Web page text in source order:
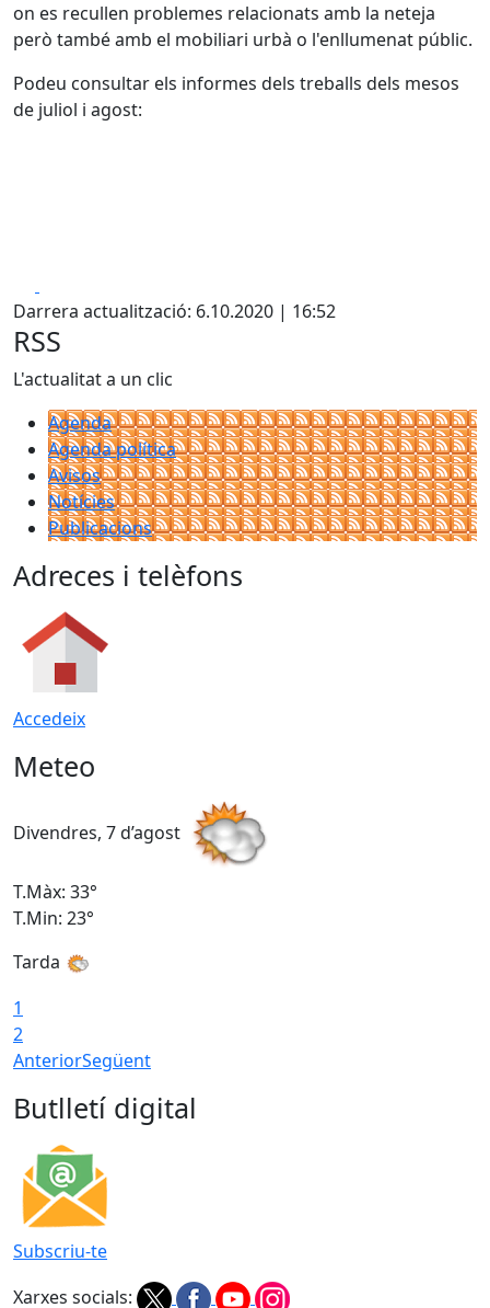
on es recullen problemes relacionats amb la neteja
però també amb el mobiliari urbà o l'enllumenat públic.
Podeu consultar els informes dels treballs dels mesos
de juliol i agost:
Darrera actualització: 6.10.2020 | 16:52
RSS
L'actualitat a un clic
Agenda
Agenda política
Avisos
Notícies
Publicacions
Adreces i telèfons
Accedeix
Meteo
Divendres, 7 d’agost
T.Màx: 33°
T.Min: 23°
Tarda
1
2
AnteriorSegüent
Butlletí digital
Subscriu-te
Xarxes socials: